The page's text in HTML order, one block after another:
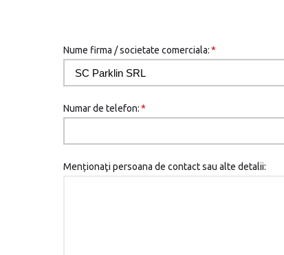
Nume firma / societate comerciala:*
Numar de telefon:*
Menționaţi persoana de contact sau alte detalii: